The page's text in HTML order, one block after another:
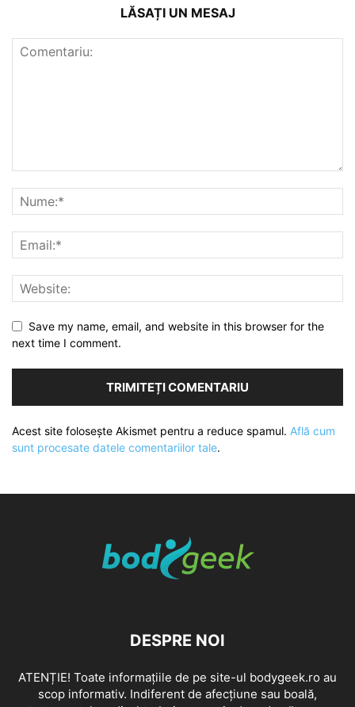
LĂSAȚI UN MESAJ
Save my name, email, and website in this browser for the
next time I comment.
Acest site folosește Akismet pentru a reduce spamul. Află cum
sunt procesate datele comentariilor tale.
DESPRE NOI
ATENȚIE! Toate informațiile de pe site-ul bodygeek.ro au
scop informativ. Indiferent de afecțiune sau boală,